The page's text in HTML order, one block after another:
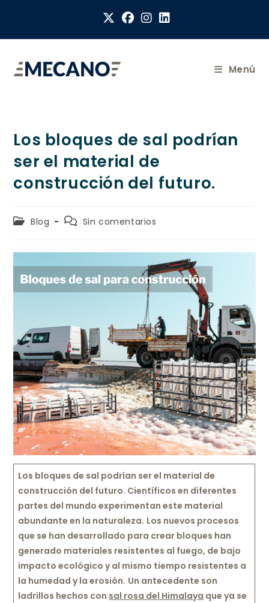
Menú
Los bloques de sal podrían
ser el material de
construcción del futuro.
Blog Sin comentarios
Los bloques de sal podrían ser el material de
construcción del futuro. Científicos en diferentes
partes del mundo experimentan este material
abundante en la naturaleza. Los nuevos procesos
que se han desarrollado para crear bloques han
generado materiales resistentes al fuego, de bajo
impacto ecológico y al mismo tiempo resistentes a
la humedad y la erosión. Un antecedente son
ladrillos hechos con sal rosa del Himalaya que ya se